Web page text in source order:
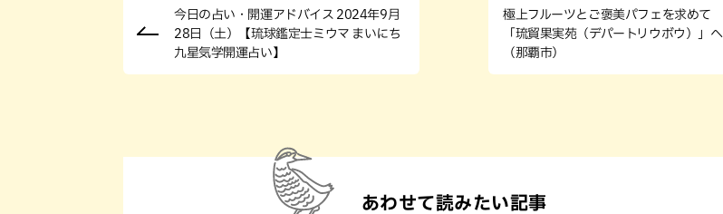
今日の占い・開運アドバイス 2024年9月
28日（土）【琉球鑑定士ミウマ まいにち
九星気学開運占い】
極上フルーツとご褒美パフェを求めて
「琉貿果実苑（デパートリウボウ）」へ
（那覇市）
あわせて読みたい記事